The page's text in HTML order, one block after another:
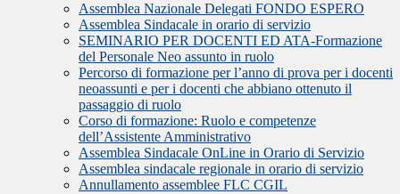
Assemblea Nazionale Delegati FONDO ESPERO
Assemblea Sindacale in orario di servizio
SEMINARIO PER DOCENTI ED ATA-Formazione
del Personale Neo assunto in ruolo
Percorso di formazione per l’anno di prova per i docenti
neoassunti e per i docenti che abbiano ottenuto il
passaggio di ruolo
Corso di formazione: Ruolo e competenze
dell’Assistente Amministrativo
Assemblea Sindacale OnLine in Orario di Servizio
Assemblea sindacale regionale in orario di servizio
Annullamento assemblee FLC CGIL